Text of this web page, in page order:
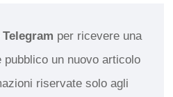
Telegram per ricevere una
un nuovo articolo
riservate solo agli